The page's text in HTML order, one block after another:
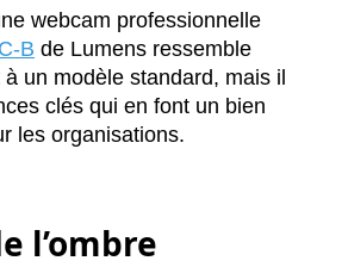
webcam professionnelle
B de Lumens ressemble
un modèle standard, mais il
clés qui en font un bien
les organisations.
l’ombre